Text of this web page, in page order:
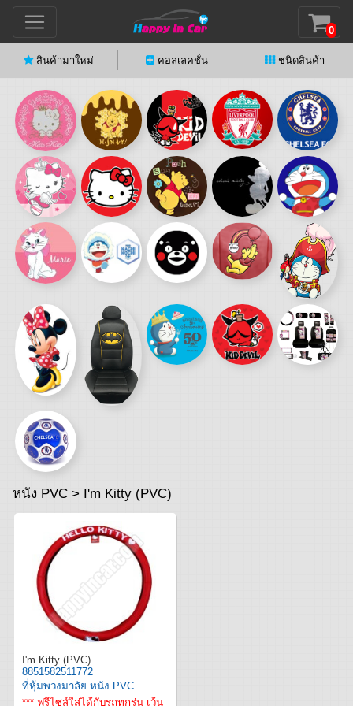
0
สินค้ามาใหม่ คอลเลคชั่น ชนิดสินค้า
หนัง PVC > I'm Kitty (PVC)
I'm Kitty (PVC)
8851582511772
ที่หุ้มพวงมาลัย หนัง PVC
*** ฟรีไซส์ใส่ได้กับรถทุกรุ่น เว้น